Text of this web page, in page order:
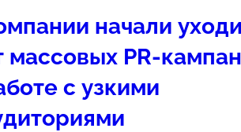
начали
массовых PR-
с узкими